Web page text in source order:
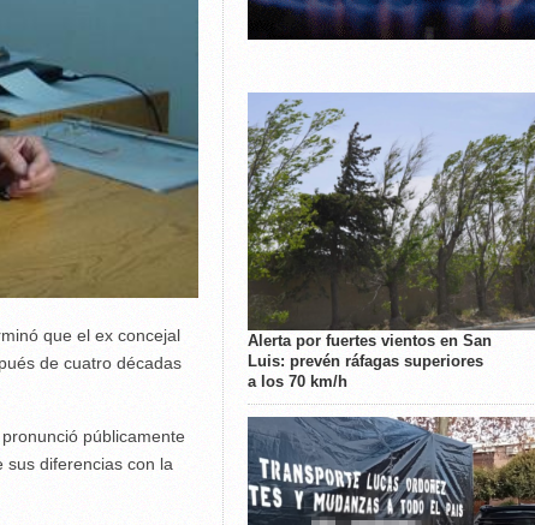
que el ex concejal
de cuatro décadas
públicamente
sus diferencias con la
Alerta por fuertes vientos en San
Luis: prevén ráfagas superiores
a los 70 km/h